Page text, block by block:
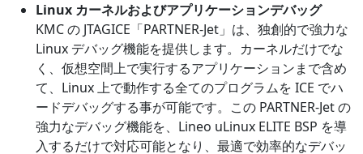
Linux カーネルおよびアプリケーションデバッグ
KMC の JTAGICE「PARTNER-Jet」は、独創的で強力な
Linux デバッグ機能を提供します。カーネルだけでな
く、仮想空間上で実行するアプリケーションまで含め
て、Linux 上で動作する全てのプログラムを ICE でハ
ードデバッグする事が可能です。この PARTNER-Jet の
強力なデバッグ機能を、Lineo uLinux ELITE BSP を導
入するだけで対応可能となり、最適で効率的なデバッ